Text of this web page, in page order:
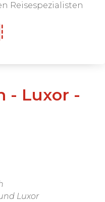
Reisespezialisten
Luxor